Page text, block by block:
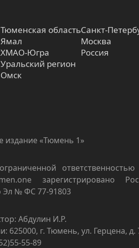
Тюменская область
Ямал
ХМАО-Югра
Уральский регион
Омск
Санкт-
Москва
Россия
издание «Тюмень 1»
зарегистрировано
Эл № ФС 77-91803
Абдулин И.Р.
625000, г. Тюмень, ул. Герцена, д.
55-89